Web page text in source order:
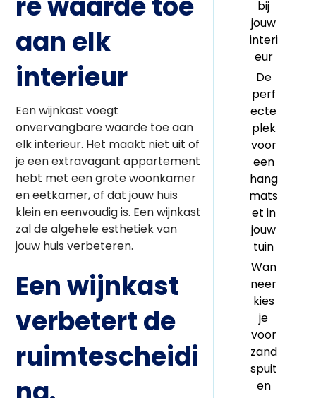
aan elk
interieur
Een wijnkast voegt
onvervangbare waarde toe aan
elk interieur. Het maakt niet uit of
je een extravagant appartement
hebt met een grote woonkamer
en eetkamer, of dat jouw huis
klein en eenvoudig is. Een wijnkast
zal de algehele esthetiek van
jouw huis verbeteren.
Een wijnkast
verbetert de
ruimtescheidi
bij
jouw
interi
eur
De
perf
ecte
plek
voor
een
hang
mats
et in
jouw
tuin
Wan
neer
kies
je
voor
zand
spuit
en